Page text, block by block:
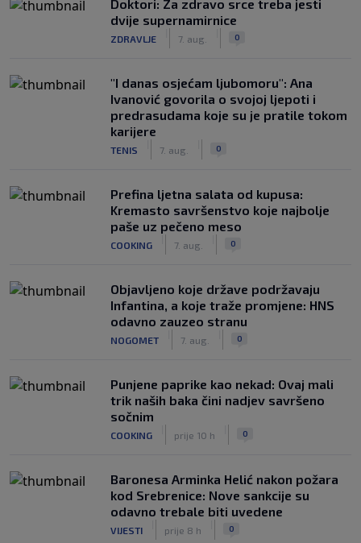
Doktori: Za zdravo srce treba jesti
dvije supernamirnice
ZDRAVLJE 7. aug. 0
"I danas osjećam ljubomoru": Ana
Ivanović govorila o svojoj ljepoti i
predrasudama koje su je pratile tokom
karijere
TENIS 7. aug. 0
Prefina ljetna salata od kupusa:
Kremasto savršenstvo koje najbolje
paše uz pečeno meso
COOKING 7. aug. 0
Objavljeno koje države podržavaju
Infantina, a koje traže promjene: HNS
odavno zauzeo stranu
NOGOMET 7. aug. 0
Punjene paprike kao nekad: Ovaj mali
trik naših baka čini nadjev savršeno
sočnim
COOKING prije 10 h 0
Baronesa Arminka Helić nakon požara
kod Srebrenice: Nove sankcije su
odavno trebale biti uvedene
VIJESTI prije 8 h 0